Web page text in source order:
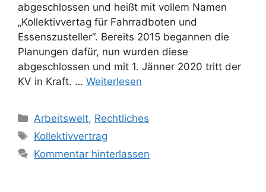
abgeschlossen und heißt mit vollem Namen
„Kollektivvertag für Fahrradboten und
Essenszusteller“. Bereits 2015 begannen die
Planungen dafür, nun wurden diese
abgeschlossen und mit 1. Jänner 2020 tritt der
KV in Kraft. … Weiterlesen
Kategorien
Arbeitswelt, Rechtliches
Schlagwörter
Kollektivvertrag
Kommentar hinterlassen